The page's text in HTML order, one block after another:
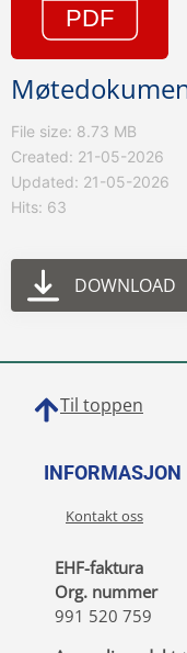
File size: 8.73 MB
Created: 21-05-2026
Updated: 21-05-2026
Hits: 63
DOWNLOAD
Til toppen
INFORMASJON
Kontakt oss
EHF-faktura
Org. nummer
991 520 759